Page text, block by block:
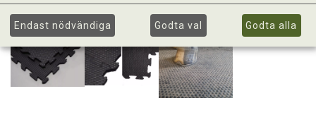
Endast nödvändiga Godta val Godta alla